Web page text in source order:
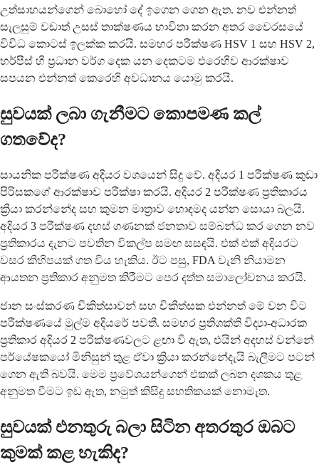
උත්සාහයන්ගෙන් බොහෝ දේ ඉගෙන ගෙන ඇත. නව එන්නත්
සැලසුම් වඩාත් උසස් තාක්ෂණය භාවිතා කරන අතර වෛරසයේ
විවිධ කොටස් ඉලක්ක කරයි. සමහර පරීක්ෂණ HSV 1 සහ HSV 2,
හර්පීස් හි ප්‍රධාන වර්ග දෙක යන දෙකටම එරෙහිව ආරක්ෂාව
සපයන එන්නත් කෙරෙහි අවධානය යොමු කරයි.
සුවයක් ලබා ගැනීමට කොපමණ කල්
ගතවේද?
සායනික පරීක්ෂණ අදියර වශයෙන් සිදු වේ. අදියර 1 පරීක්ෂණ කුඩා
පිරිසකගේ ආරක්ෂාව පරීක්ෂා කරයි. අදියර 2 පරීක්ෂණ ප්‍රතිකාරය
ක්‍රියා කරන්නේද සහ කුමන මාත්‍රාව හොඳමද යන්න සොයා බලයි.
අදියර 3 පරීක්ෂණ දහස් ගණනක් ජනතාව සම්බන්ධ කර ගෙන නව
ප්‍රතිකාරය දැනට පවතින විකල්ප සමඟ සසඳයි. එක් එක් අදියරට
වසර කිහිපයක් ගත විය හැකිය. ඊට පසු, FDA වැනි නියාමන
ආයතන ප්‍රතිකාර අනුමත කිරීමට පෙර දත්ත සමාලෝචනය කරයි.
ජාන සංස්කරණ චිකිත්සාවන් සහ චිකිත්සක එන්නත් මේ වන විට
පරීක්ෂණයේ මුල්ම අදියරේ පවතී. සමහර ප්‍රතිශක්ති විද්‍යා-අධාරක
ප්‍රතිකාර අදියර 2 පරීක්ෂණවලට ළඟා වී ඇත, එයින් අදහස් වන්නේ
පර්යේෂකයෝ මිනිසුන් තුළ ඒවා ක්‍රියා කරන්නේදැයි බැලීමට පටන්
ගෙන ඇති බවයි. මෙම ප්‍රවේශයන්ගෙන් එකක් ලබන දශකය තුළ
අනුමත වීමට ඉඩ ඇත, නමුත් කිසිදු සහතිකයක් නොමැත.
සුවයක් එනතුරු බලා සිටින අතරතුර ඔබට
කුමක් කළ හැකිද?